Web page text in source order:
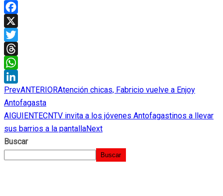
Facebook
X
Twitter
Threads
WhatsApp
LinkedIn
PrevANTERIORAtención chicas, Fabricio vuelve a Enjoy
Antofagasta
AIGUIENTECNTV invita a los jóvenes Antofagastinos a llevar
sus barrios a la pantallaNext
Buscar
Buscar